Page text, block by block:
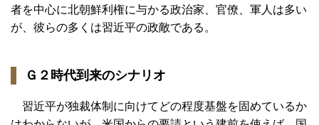
者を中心に北朝鮮利権に与かる政治家、官僚、軍人は多い
が、彼らの多くは習近平の政敵である。
Ｇ２時代到来のシナリオ
習近平が独裁体制に向けてどの程度基盤を固めているか